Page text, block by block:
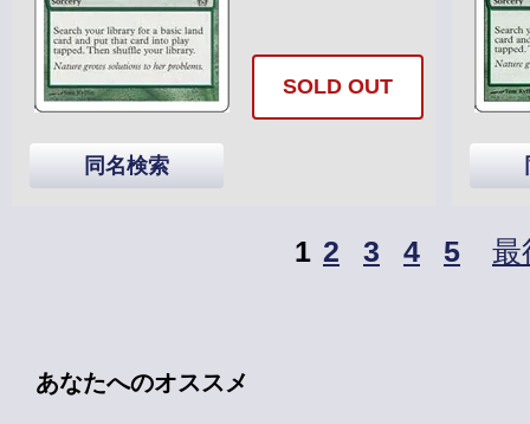
SOLD OUT
同名検索
1 2 3 4 5
あなたへのオススメ